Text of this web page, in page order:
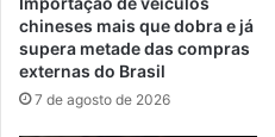
chineses mais que dobra e já
supera metade das compras
externas do Brasil
7 de agosto de 2026